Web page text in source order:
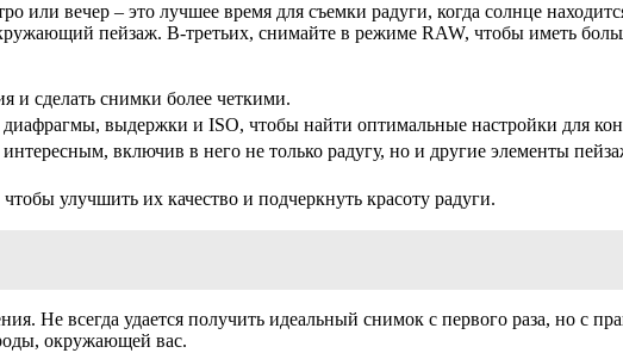
или вечер – это лучшее время для съемки радуги, когда солнце
пейзаж. В-третьих, снимайте в режиме RAW, чтобы иметь
и сделать снимки более четкими.
диафрагмы, выдержки и ISO, чтобы найти оптимальные настройки для
интересным, включив в него не только радугу, но и другие элементы
улучшить их качество и подчеркнуть красоту радуги.
Не всегда удается получить идеальный снимок с первого раза, но с
окружающей вас.